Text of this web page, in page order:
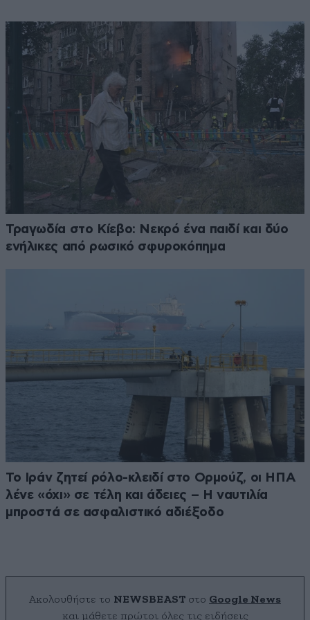
Τραγωδία στο Κίεβο: Νεκρό ένα παιδί και δύο
ενήλικες από ρωσικό σφυροκόπημα
Το Ιράν ζητεί ρόλο-κλειδί στο Ορμούζ, οι ΗΠΑ
λένε «όχι» σε τέλη και άδειες – Η ναυτιλία
μπροστά σε ασφαλιστικό αδιέξοδο
Ακολουθήστε το NEWSBEAST στο Google News
και μάθετε πρώτοι όλες τις ειδήσεις